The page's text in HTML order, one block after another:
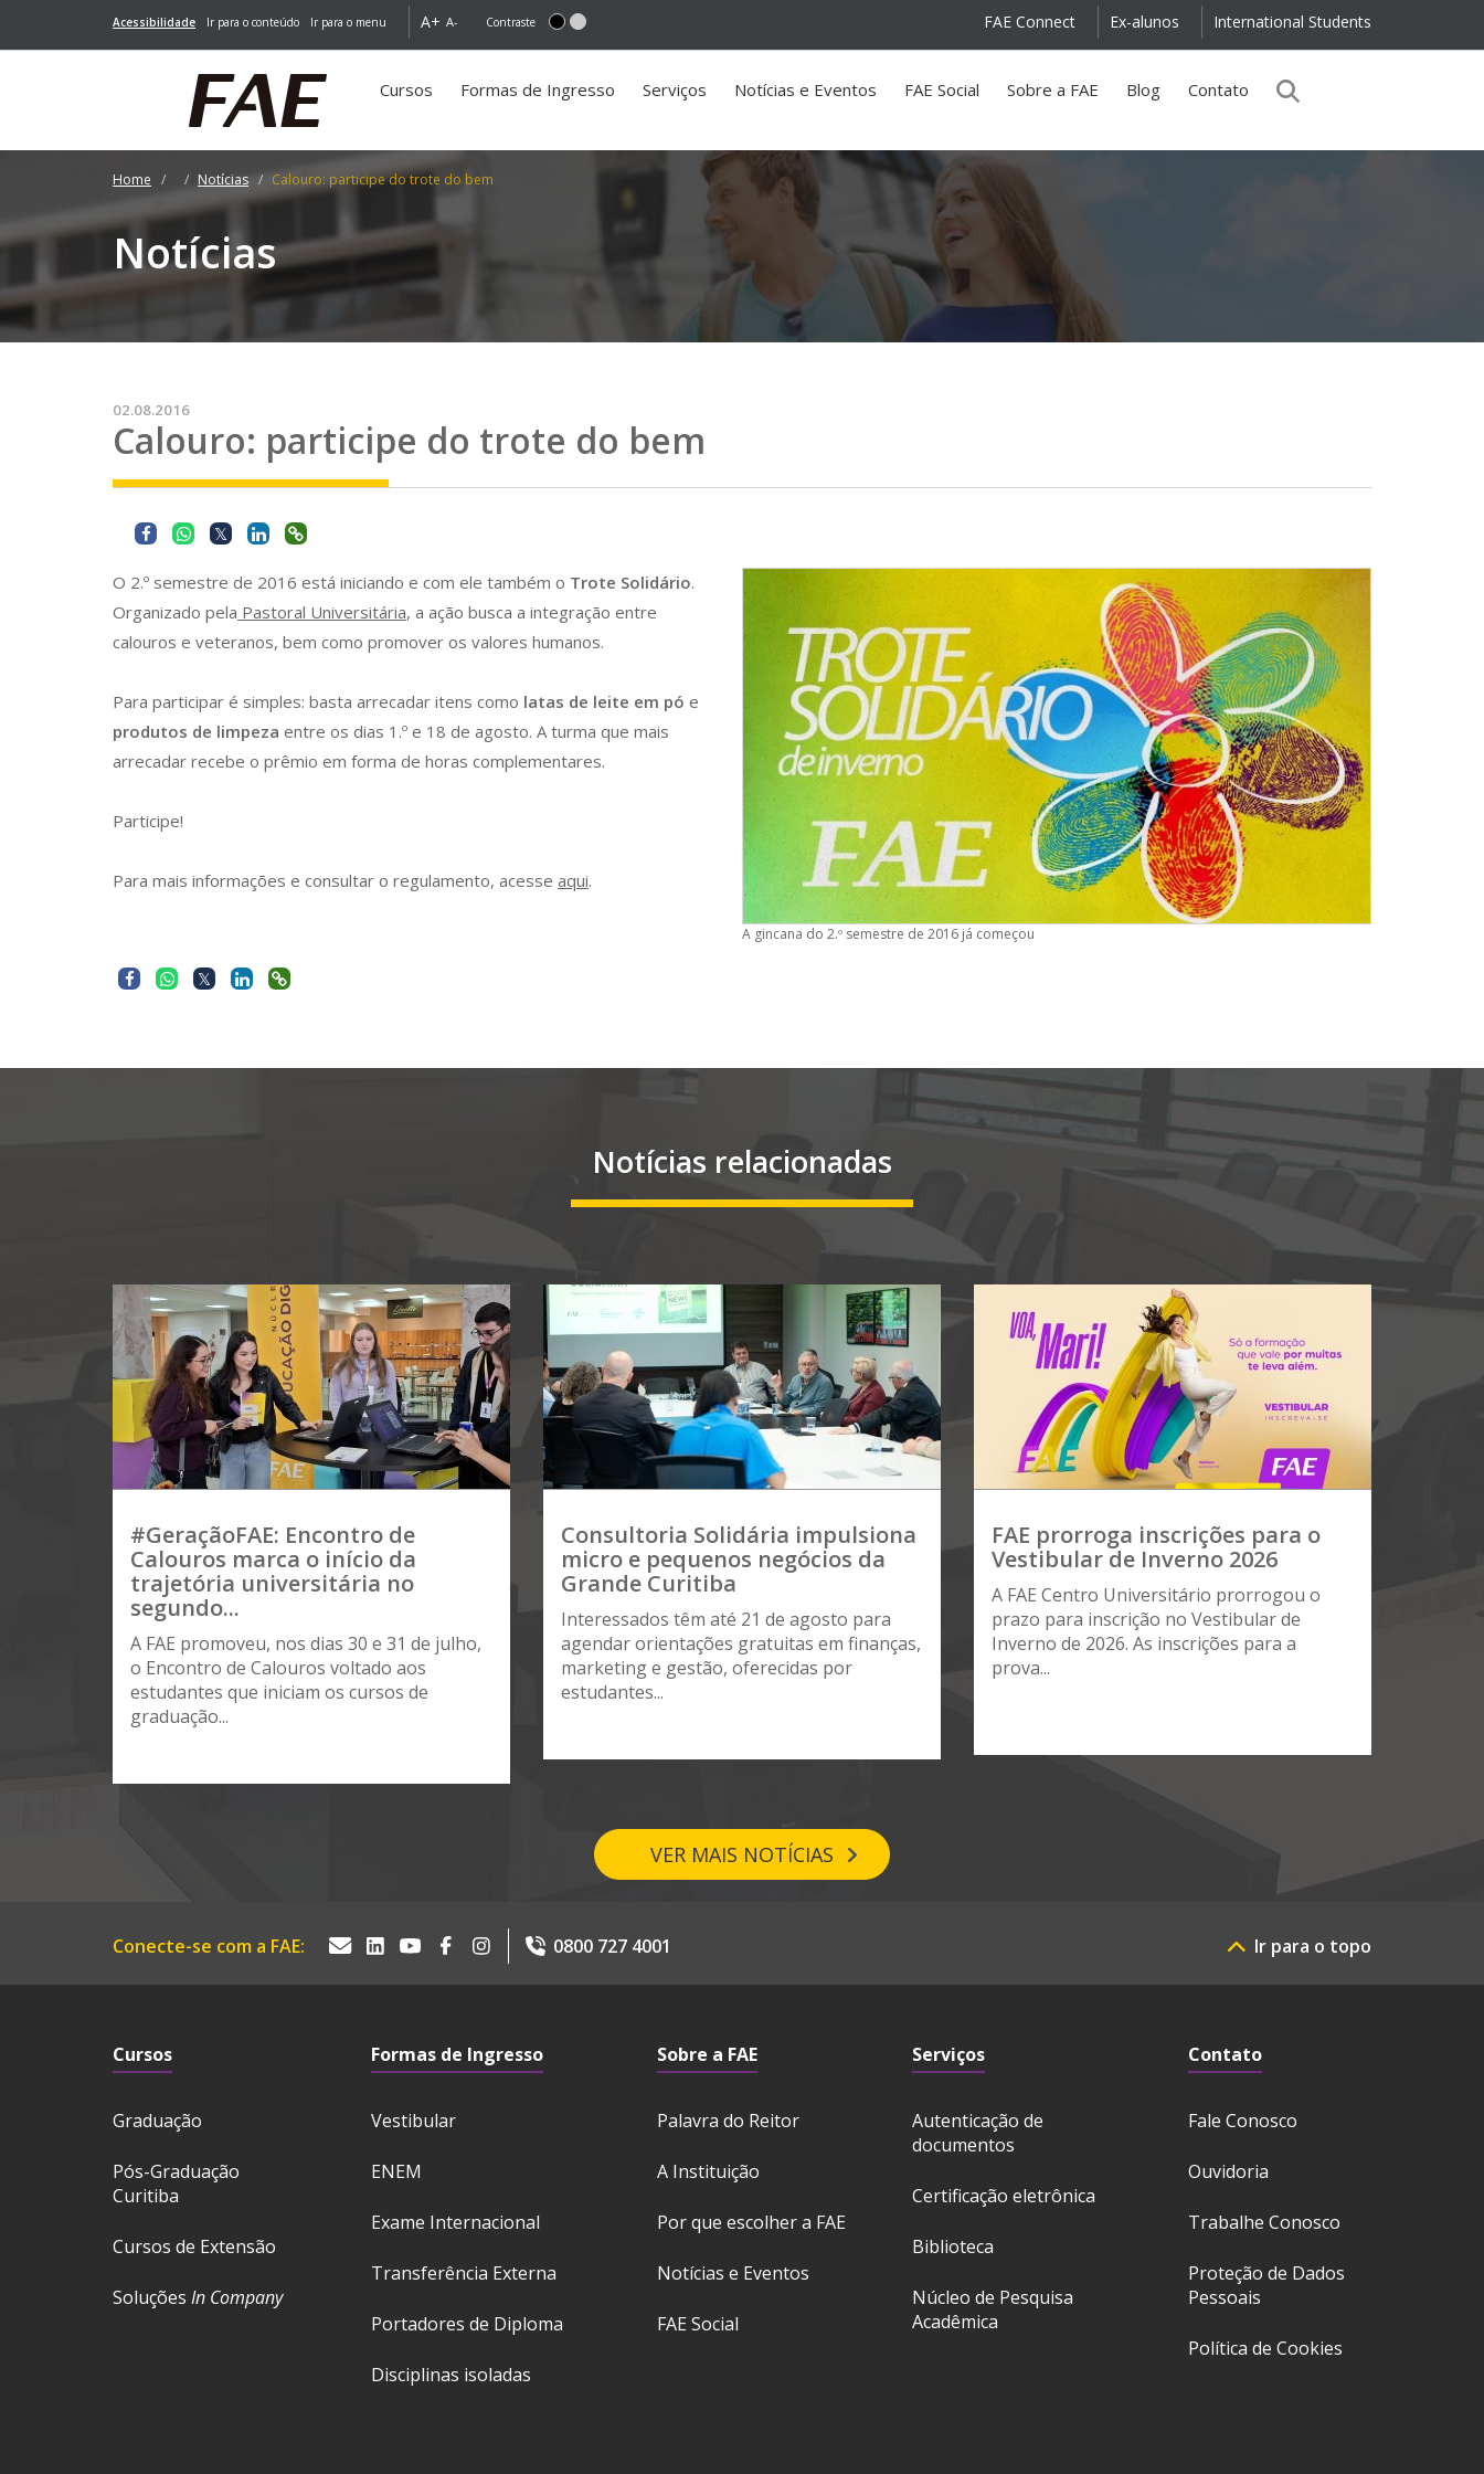
Acessibilidade Ir para o conteúdo Ir para o menu A+ A- Contraste International Students
Ex-alunos
FAE Connect
Cursos Formas de Ingresso Serviços Notícias e Eventos FAE Social Sobre a FAE Blog Contato
Home Notícias Calouro: participe do trote do bem
Notícias
02.08.2016
Calouro: participe do trote do bem
A gincana do 2.º semestre de 2016 já começou
O 2.º semestre de 2016 está iniciando e com ele também o Trote Solidário.
Organizado pela Pastoral Universitária, a ação busca a integração entre
calouros e veteranos, bem como promover os valores humanos.
Para participar é simples: basta arrecadar itens como latas de leite em pó e
produtos de limpeza entre os dias 1.º e 18 de agosto. A turma que mais
arrecadar recebe o prêmio em forma de horas complementares.
Participe!
Para mais informações e consultar o regulamento, acesse aqui.
Notícias relacionadas
#GeraçãoFAE: Encontro de
Calouros marca o início da
trajetória universitária no
segundo...
A FAE promoveu, nos dias 30 e 31 de julho,
o Encontro de Calouros voltado aos
estudantes que iniciam os cursos de
graduação...
Consultoria Solidária impulsiona
micro e pequenos negócios da
Grande Curitiba
Interessados têm até 21 de agosto para
agendar orientações gratuitas em finanças,
marketing e gestão, oferecidas por
estudantes...
FAE prorroga inscrições para o
Vestibular de Inverno 2026
A FAE Centro Universitário prorrogou o
prazo para inscrição no Vestibular de
Inverno de 2026. As inscrições para a
prova...
VER MAIS NOTÍCIAS
Conecte-se com a FAE: 0800 727 4001 Ir para o topo
Cursos
Graduação
Pós-Graduação
Curitiba
Cursos de Extensão
Soluções In Company
Formas de Ingresso
Vestibular
ENEM
Exame Internacional
Transferência Externa
Portadores de Diploma
Disciplinas isoladas
Sobre a FAE
Palavra do Reitor
A Instituição
Por que escolher a FAE
Notícias e Eventos
FAE Social
Serviços
Autenticação de
documentos
Certificação eletrônica
Biblioteca
Núcleo de Pesquisa
Acadêmica
Contato
Fale Conosco
Ouvidoria
Trabalhe Conosco
Proteção de Dados
Pessoais
Política de Cookies